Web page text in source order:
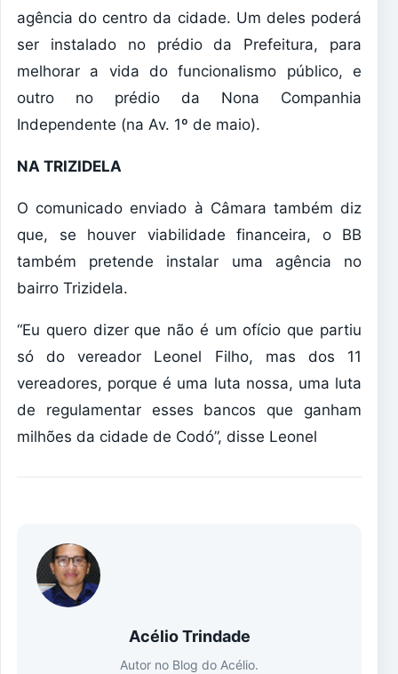
agência do centro da cidade. Um deles poderá
ser instalado no prédio da Prefeitura, para
melhorar a vida do funcionalismo público, e
outro no prédio da Nona Companhia
Independente (na Av. 1º de maio).
NA TRIZIDELA
O comunicado enviado à Câmara também diz
que, se houver viabilidade financeira, o BB
também pretende instalar uma agência no
bairro Trizidela.
“Eu quero dizer que não é um ofício que partiu
só do vereador Leonel Filho, mas dos 11
vereadores, porque é uma luta nossa, uma luta
de regulamentar esses bancos que ganham
milhões da cidade de Codó”, disse Leonel
Acélio Trindade
Autor no Blog do Acélio.